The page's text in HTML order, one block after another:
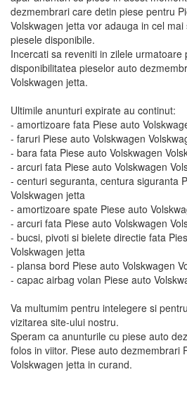
dezmembrari care detin piese pentru
Volskwagen jetta vor adauga in cel
piesele disponibile.
Incercati sa reveniti in zilele urmatoare
disponibilitatea pieselor auto
Volskwagen jetta.
Ultimile anunturi expirate au continut:
- amortizoare fata Piese auto
- faruri Piese auto Volskwagen
- bara fata Piese auto Volskwagen
- arcuri fata Piese auto Volskwagen
- centuri seguranta, centura siguranta
Volskwagen jetta
- amortizoare spate Piese auto
- arcuri fata Piese auto Volskwagen
- bucsi, pivoti si bielete directie fata
Volskwagen jetta
- plansa bord Piese auto Volskwagen
- capac airbag volan Piese auto
Va multumim pentru intelegere si
vizitarea site-ului nostru.
Speram ca anunturile cu piese auto
folos in viitor. Piese auto dezmembrari
Volskwagen jetta in curand.